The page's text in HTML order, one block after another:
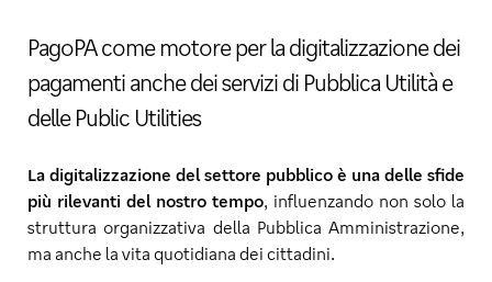
PagoPA come motore per la digitalizzazione dei
pagamenti anche dei servizi di Pubblica Utilità e
delle Public Utilities
La digitalizzazione del settore pubblico è una delle sfide
più rilevanti del nostro tempo, influenzando non solo la
struttura organizzativa della Pubblica Amministrazione,
ma anche la vita quotidiana dei cittadini.